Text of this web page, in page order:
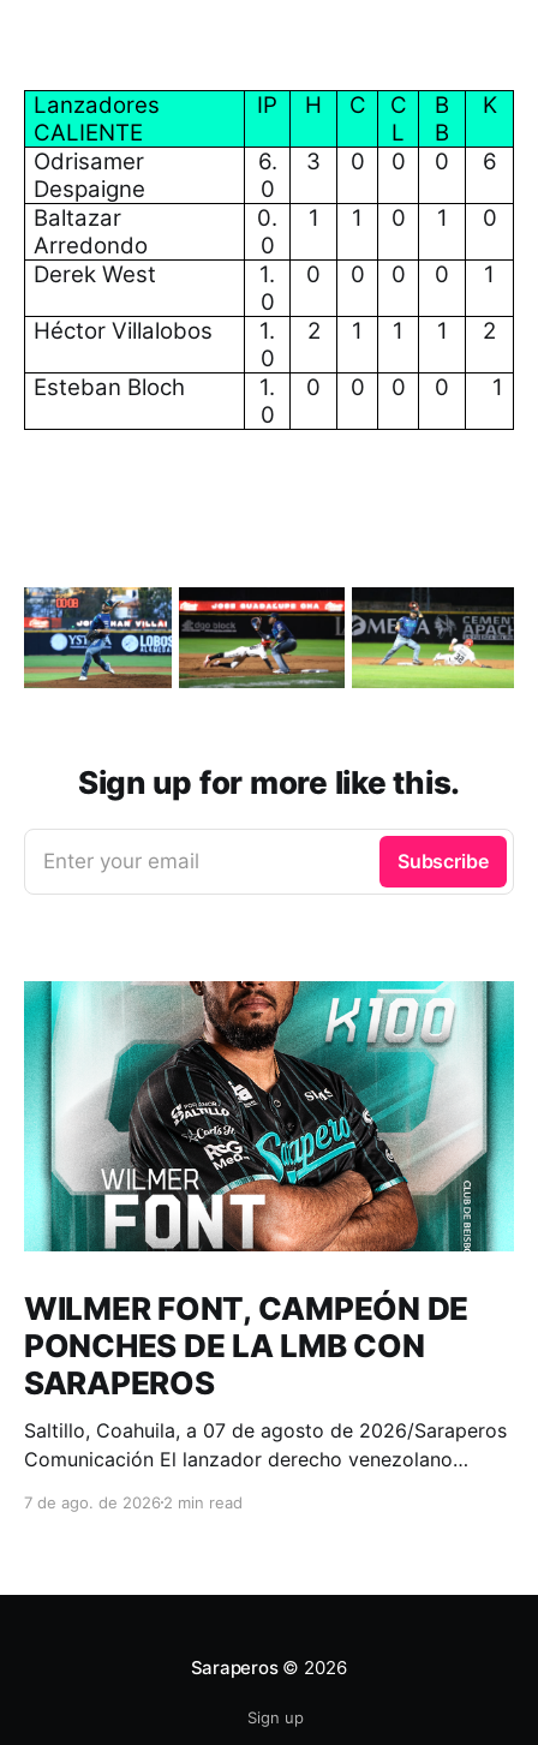
Lanzadores
CALIENTE
IP H C
C
L
B
B
K
Odrisamer
Despaigne
6.
0
3 0 0 0 6
Baltazar
Arredondo
0.
0
1 1 0 1 0
Derek West
1.
0
0 0 0 0 1
Héctor Villalobos
1.
0
2 1 1 1 2
Esteban Bloch
1.
0
0 0 0 0 1
Sign up for more like this.
Enter your email Subscribe
WILMER FONT, CAMPEÓN DE
PONCHES DE LA LMB CON
SARAPEROS
Saltillo, Coahuila, a 07 de agosto de 2026/Saraperos
Comunicación El lanzador derecho venezolano
ponches de la Liga Mexicana de Beisbol Banorte, al
la historia de los Saraperos
7 de ago. de 2026 2 min read
Saraperos© 2026
Sign up